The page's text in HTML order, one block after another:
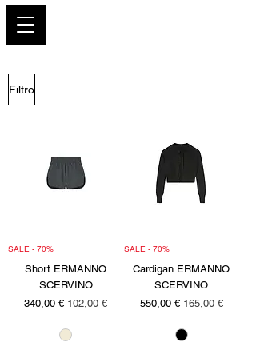
Filtro
SALE - 70%
Short ERMANNO
SCERVINO
Precio
340,00 € Precio de oferta
102,00 €
SALE - 70%
Cardigan ERMANNO
SCERVINO
Precio
550,00 € Precio de oferta
165,00 €